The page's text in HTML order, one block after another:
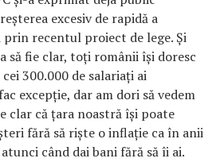
excesiv de rapidă a
recentul proiect de lege. Și
să fie clar, toți românii își doresc
300.000 de salariați ai
excepție, dar am dori să vedem
clar că țara noastră își poate
fără să riște o inflație ca în anii
când dai bani fără să îi ai.